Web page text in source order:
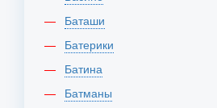
Баташи
Батерики
Батина
Батманы